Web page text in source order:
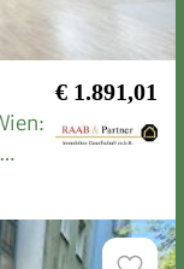
€ 1.891,01